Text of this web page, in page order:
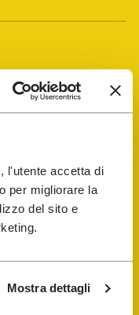
l'utente accetta di
per migliorare la
del sito e
Mostra dettagli